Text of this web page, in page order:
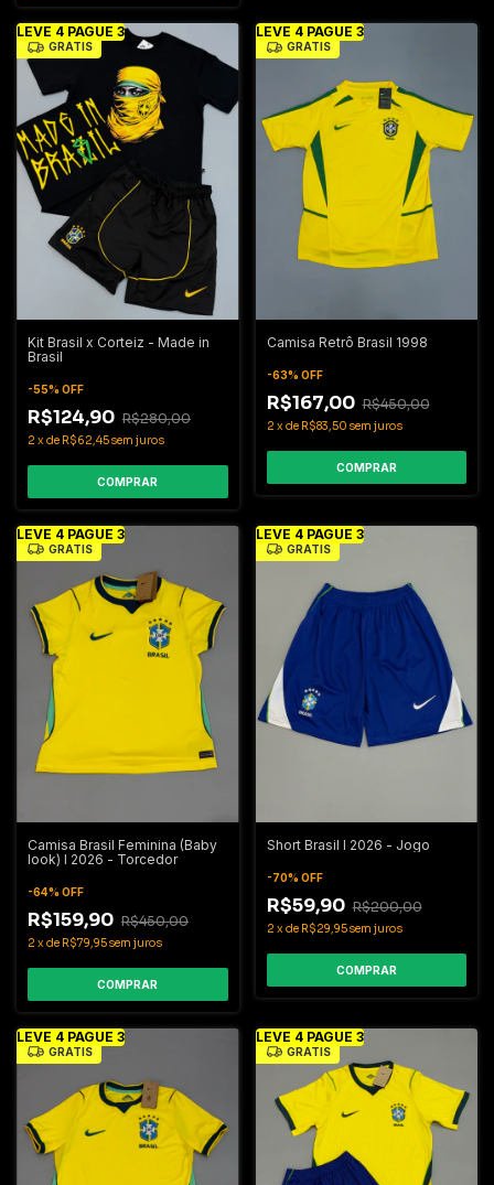
LEVE 4 PAGUE 3
GRÁTIS
Kit Brasil x Corteiz - Made in
Brasil
-55% OFF
R$124,90 R$280,00
2 xde R$62,45sem juros
COMPRAR
LEVE 4 PAGUE 3
GRÁTIS
Camisa Retrô Brasil 1998
-63% OFF
R$167,00 R$450,00
2 xde R$83,50 sem juros
COMPRAR
LEVE 4 PAGUE 3
GRÁTIS
Camisa Brasil Feminina (Baby
look) I 2026 - Torcedor
-64% OFF
R$159,90 R$450,00
2 xde R$79,95sem juros
COMPRAR
LEVE 4 PAGUE 3
GRÁTIS
Short Brasil I 2026 - Jogo
-70% OFF
R$59,90 R$200,00
2 xde R$29,95sem juros
COMPRAR
LEVE 4 PAGUE 3
GRÁTIS
LEVE 4 PAGUE 3
GRÁTIS